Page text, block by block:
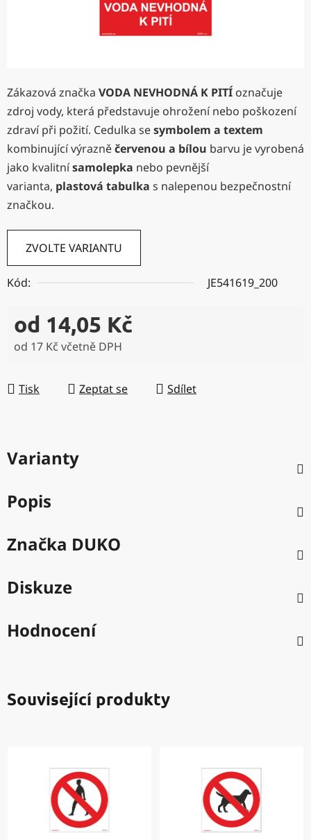
Zákazová značka VODA NEVHODNÁ K PITÍ označuje
zdroj vody, která představuje ohrožení nebo poškození
zdraví při požití. Cedulka sesymbolem a textem
kombinující výrazněčervenou a bílou barvu je vyrobená
jako kvalitnísamolepka nebo pevnější
varianta, plastová tabulka s nalepenou bezpečnostní
značkou.
ZVOLTE VARIANTU
Kód: JE541619_200
od 14,05 Kč
od 17 Kč včetně DPH
Tisk
Zeptat se Sdílet
Varianty
Popis
Značka DUKO
Diskuze
Hodnocení
Související produkty